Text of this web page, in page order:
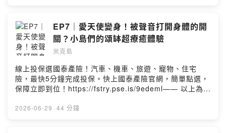
其實藏著委屈、恐懼，還有一種「我是不是不值得被好好
重視」的感覺。痛不只是一個神經元信號，當身體試圖與
你溝通，你的回應是．．．．．．？------------------------
---------------------------------------每個人都是一座小島，
有自己的天氣、節奏，還有獨特的生態系和生命力。三座
小島，開始有了交會，甚至有時候，會突然連上線——滋
滋滋⚡滋滋滋⚡這是一份給小島們的邀請，這裡沒有標準答
案，我們聊聊關於身體的感覺、情緒的起伏，還有生活裡
那些卡住、卻又很真實的片刻。也許，你會在某一段對話
EP7｜愛天使變身！被聲音打開身體的開
關？小島們的頌缽超療癒體驗
米克島
線上投保選國泰產險！汽車、機車、旅遊、寵物、住宅
險，最快5分鐘完成投保。快上國泰產險官網，簡單點選，
保障立即到位！https://fstry.pse.is/9edeml—— 以上為
年。你也有這樣的經驗嗎？我們從咪卡小時候最喜歡的卡
2026-06-29 · 44 分鐘